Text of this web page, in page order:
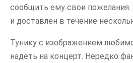
сообщить ему свои пожелания.
и доставлен в течение
Тунику с изображением
надеть на концерт. Нередко